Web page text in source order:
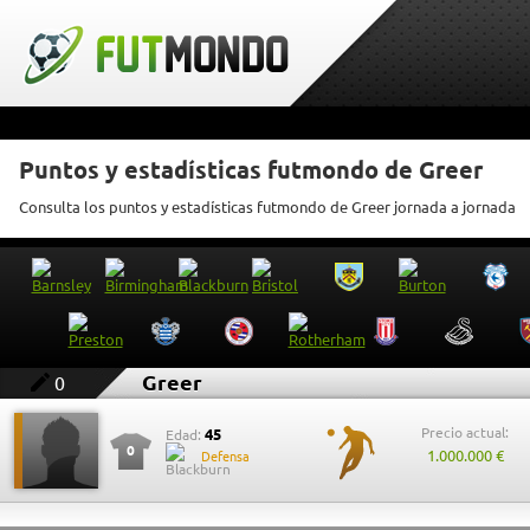
Puntos y estadísticas futmondo de Greer
Consulta los puntos y estadísticas futmondo de Greer jornada a jornada
0 Greer
0
Edad: 45
Defensa
Precio actual:
1.000.000 €